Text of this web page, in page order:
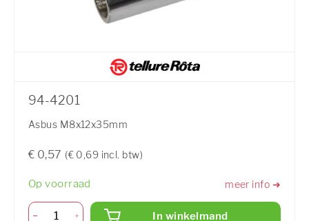
94-4201
Asbus M8x12x35mm
€ 0,57 (€ 0,69 incl. btw)
Op voorraad meer info ➜
In winkelmand